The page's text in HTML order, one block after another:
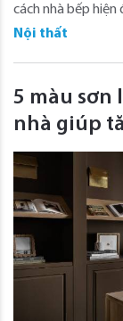
cách nhà bếp hiện
Nội thất
5 màu sơn
nhà giúp